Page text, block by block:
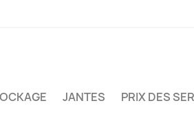
JANTES PRIX DES